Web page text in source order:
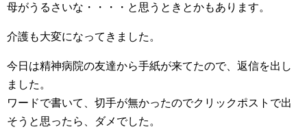
母がうるさいな・・・・と思うときとかもあります。
介護も大変になってきました。
今日は精神病院の友達から手紙が来てたので、返信を出し
ました。
ワードで書いて、切手が無かったのでクリックポストで出
そうと思ったら、ダメでした。